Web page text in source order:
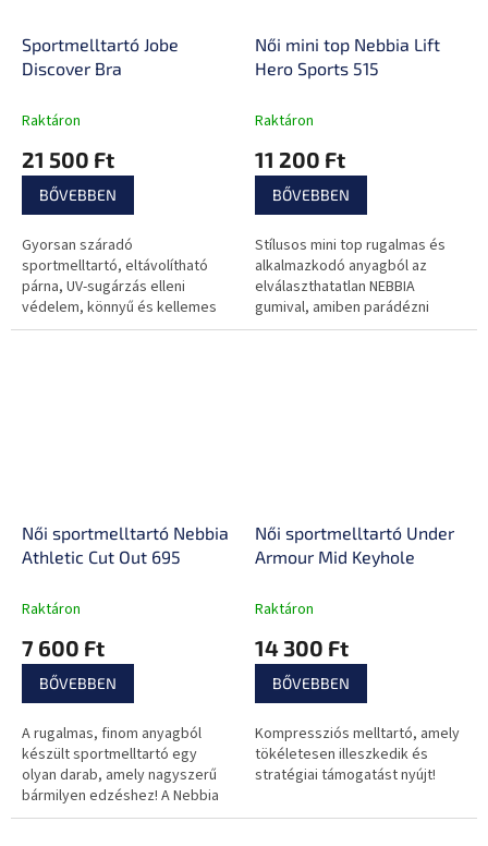
Sportmelltartó Jobe
Discover Bra
Raktáron
21 500 Ft
BŐVEBBEN
Gyorsan száradó
sportmelltartó, eltávolítható
párna, UV-sugárzás elleni
védelem, könnyű és kellemes
anyag.
Női mini top Nebbia Lift
Hero Sports 515
Raktáron
11 200 Ft
BŐVEBBEN
Stílusos mini top rugalmas és
alkalmazkodó anyagból az
elválaszthatatlan NEBBIA
gumival, amiben parádézni
fogsz!
Női sportmelltartó Nebbia
Athletic Cut Out 695
Raktáron
7 600 Ft
BŐVEBBEN
A rugalmas, finom anyagból
készült sportmelltartó egy
olyan darab, amely nagyszerű
bármilyen edzéshez! A Nebbia
márka tervezőnője mindig úgy
Női sportmelltartó Under
Armour Mid Keyhole
Raktáron
14 300 Ft
BŐVEBBEN
Kompressziós melltartó, amely
tökéletesen illeszkedik és
stratégiai támogatást nyújt!